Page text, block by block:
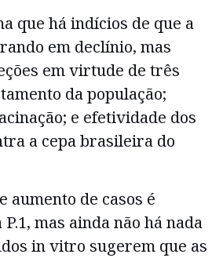
que há indícios de que a
em declínio, mas
em virtude de três
da população;
e efetividade dos
a cepa brasileira do
aumento de casos é
mas ainda não há nada
in vitro sugerem que as